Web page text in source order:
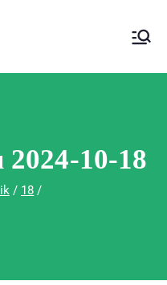
Specjalistyczny im.
Górze
2024-10-18
18